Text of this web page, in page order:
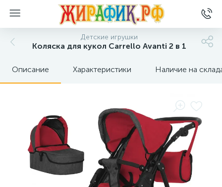
Детские игрушки
Коляска для кукол Carrello Avanti 2 в 1
Описание Характеристики Наличие на